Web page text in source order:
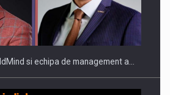
si echipa de management a…